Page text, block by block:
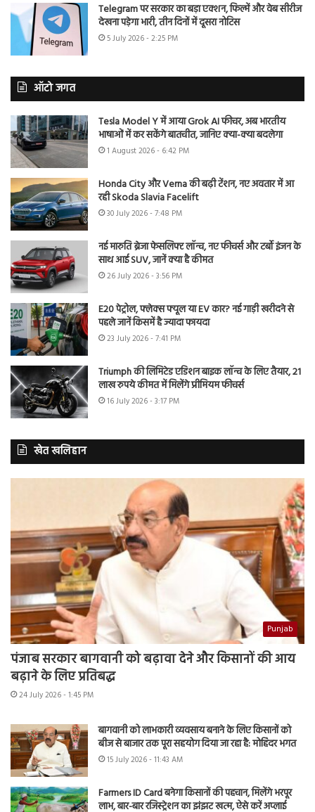
Telegram पर सरकार का बड़ा एक्शन, फिल्में और वेब सीरीज
देखना पड़ेगा भारी, तीन दिनों में दूसरा नोटिस
5 July 2026 - 2:25 PM
ऑटो जगत
Tesla Model Y में आया Grok AI फीचर, अब भारतीय
भाषाओं में कर सकेंगे बातचीत, जानिए क्या-क्या बदलेगा
1 August 2026 - 6:42 PM
Honda City और Verna की बढ़ी टेंशन, नए अवतार में आ
रही Skoda Slavia Facelift
30 July 2026 - 7:48 PM
नई मारुति ब्रेजा फेसलिफ्ट लॉन्च, नए फीचर्स और टर्बो इंजन के
साथ आई SUV, जानें क्या है कीमत
26 July 2026 - 3:56 PM
E20 पेट्रोल, फ्लेक्स फ्यूल या EV कार? नई गाड़ी खरीदने से
पहले जानें किसमें है ज्यादा फायदा
23 July 2026 - 7:41 PM
Triumph की लिमिटेड एडिशन बाइक लॉन्च के लिए तैयार, 21
लाख रुपये कीमत में मिलेंगे प्रीमियम फीचर्स
16 July 2026 - 3:17 PM
खेत खलिहान
Punjab
पंजाब सरकार बागवानी को बढ़ावा देने और किसानों की आय
बढ़ाने के लिए प्रतिबद्ध
24 July 2026 - 1:45 PM
बागवानी को लाभकारी व्यवसाय बनाने के लिए किसानों को
बीज से बाजार तक पूरा सहयोग दिया जा रहा है: मोहिंदर भगत
15 July 2026 - 11:43 AM
Farmers ID Card बनेगा किसानों की पहचान, मिलेंगे भरपूर
लाभ, बार-बार रजिस्ट्रेशन का झंझट खत्म, ऐसे करें अप्लाई